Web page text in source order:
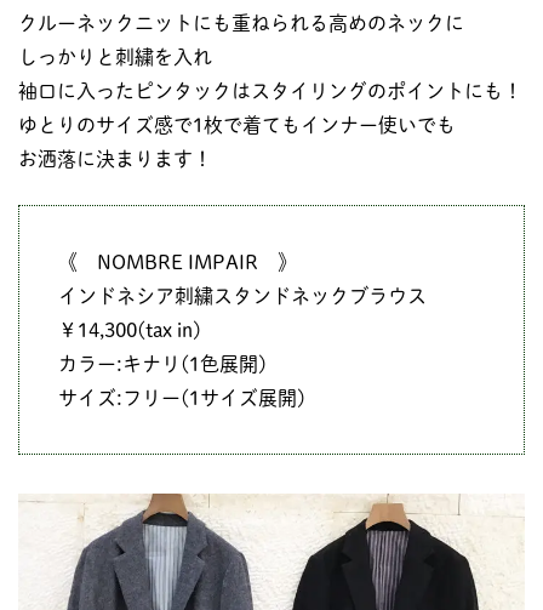
クルーネックニットにも重ねられる高めのネックに
しっかりと刺繍を入れ
袖口に入ったピンタックはスタイリングのポイントにも！
ゆとりのサイズ感で1枚で着てもインナー使いでも
お洒落に決まります！
《 NOMBRE IMPAIR 》
インドネシア刺繍スタンドネックブラウス
￥14,300(tax in)
カラー:キナリ(1色展開)
サイズ:フリー(1サイズ展開)